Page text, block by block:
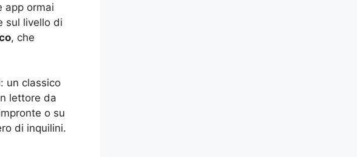
app ormai
sul livello di
, che
un classico
lettore da
o su
di inquilini.